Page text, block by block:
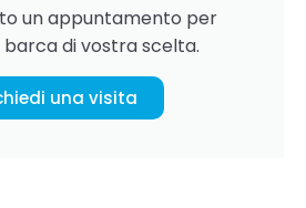
un appuntamento per
di vostra scelta.
una visita